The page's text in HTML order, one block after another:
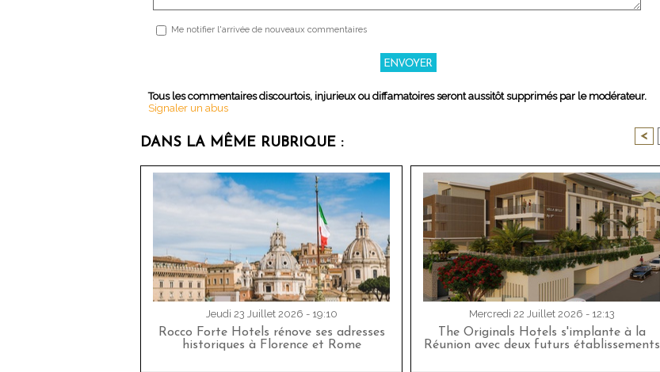
Me notifier l'arrivée de nouveaux commentaires
Tous les commentaires discourtois, injurieux ou diffamatoires seront aussitôt supprimés par le modérateur.
Signaler un abus
DANS LA MÊME RUBRIQUE : <
Jeudi 23 Juillet 2026 - 19:10
Rocco Forte Hotels rénove ses adresses
historiques à Florence et Rome
Mercredi 22 Juillet 2026 - 12:13
The Originals Hotels s'implante à la
Réunion avec deux futurs établissements